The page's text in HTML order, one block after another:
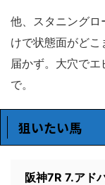
他、スタニングロ
けで状態面がど
届かず。大穴で
で。
狙いたい馬
阪神7R 7.アド